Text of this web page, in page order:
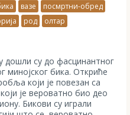
вазе
посмртни-обред
род
олтар
дошли су до фасцинантног
бика. Откриће
који је повезан са
је вероватно био део
Бикови су играли